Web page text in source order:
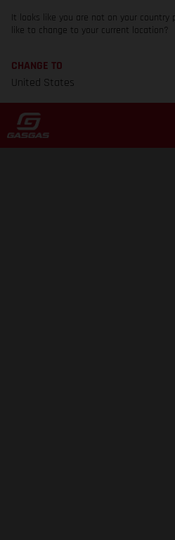
It looks like you are not on your country
like to change to your current location?
CHANGE TO
United States